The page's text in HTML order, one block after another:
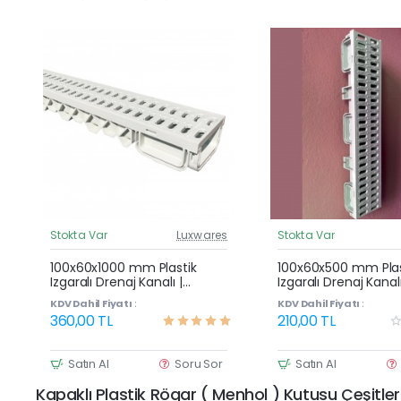
Güncel Fiyat
Çok Satan
Stokta Var Luxwares
100x60x1000 mm Plastik
Izgaralı Drenaj Kanalı |
Yağmur Suyu ve Havuz
Kenarı Oluğu
KDV Dahil Fiyatı :
360,00 TL
Satın Al Soru Sor
Stokta Var
100x60x500 mm
Izgaralı Drenaj
Yağmur Suyu ve
Kenarı Oluğu
KDV Dahil Fiyatı :
210,00 TL
Satın Al
Kapaklı Plastik Rögar ( Menhol ) Kutusu